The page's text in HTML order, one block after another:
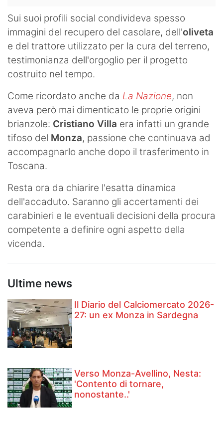
Sui suoi profili social condivideva spesso
immagini del recupero del casolare, dell'oliveta
e del trattore utilizzato per la cura del terreno,
testimonianza dell'orgoglio per il progetto
costruito nel tempo.
Come ricordato anche da La Nazione, non
aveva però mai dimenticato le proprie origini
brianzole: Cristiano Villa era infatti un grande
tifoso del Monza, passione che continuava ad
accompagnarlo anche dopo il trasferimento in
Toscana.
Resta ora da chiarire l'esatta dinamica
dell'accaduto. Saranno gli accertamenti dei
carabinieri e le eventuali decisioni della procura
competente a definire ogni aspetto della
vicenda.
Ultime news
Il Diario del Calciomercato 2026-
27: un ex Monza in Sardegna
Verso Monza-Avellino, Nesta:
'Contento di tornare,
nonostante..'